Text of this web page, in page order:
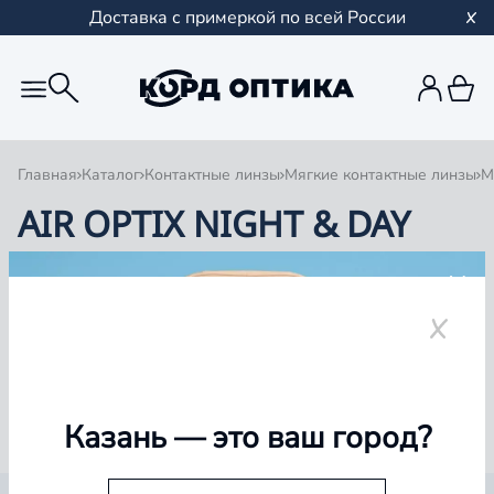
Доставка с примеркой по всей России
Главная Каталог Контактные линзы Мягкие контактные линзы
AIR OPTIX NIGHT & DAY
Казань— это ваш город?